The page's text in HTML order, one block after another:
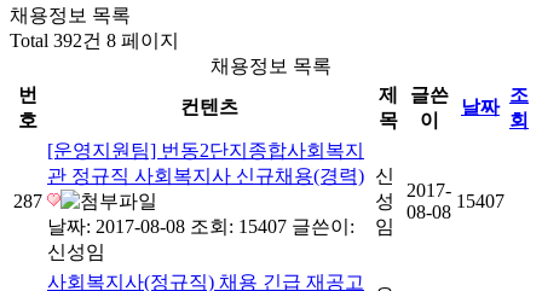
채용정보 목록
Total 392건 8 페이지
채용정보 목록
번
호
컨텐츠
제
목
글쓴
이
날짜
조
회
287
[운영지원팀] 번동2단지종합사회복지
관 정규직 사회복지사 신규채용(경력)
날짜: 2017-08-08 조회: 15407 글쓴이:
신성임
신
성
임
2017-
08-08
15407
사회복지사(정규직) 채용 긴급 재공고